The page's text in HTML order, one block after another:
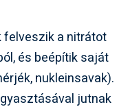
felveszik a nitrátot
és beépítik saját
nukleinsavak).
jutnak